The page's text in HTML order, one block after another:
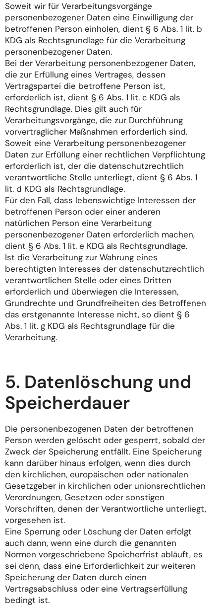
Soweit wir für Verarbeitungsvorgänge
personenbezogener Daten eine Einwilligung der
betroffenen Person einholen, dient § 6 Abs. 1 lit. b
KDG als Rechtsgrundlage für die Verarbeitung
personenbezogener Daten.
Bei der Verarbeitung personenbezogener Daten,
die zur Erfüllung eines Vertrages, dessen
Vertragspartei die betroffene Person ist,
erforderlich ist, dient § 6 Abs. 1 lit. c KDG als
Rechtsgrundlage. Dies gilt auch für
Verarbeitungsvorgänge, die zur Durchführung
vorvertraglicher Maßnahmen erforderlich sind.
Soweit eine Verarbeitung personenbezogener
Daten zur Erfüllung einer rechtlichen Verpflichtung
erforderlich ist, der die datenschutzrechtlich
verantwortliche Stelle unterliegt, dient § 6 Abs. 1
lit. d KDG als Rechtsgrundlage.
Für den Fall, dass lebenswichtige Interessen der
betroffenen Person oder einer anderen
natürlichen Person eine Verarbeitung
personenbezogener Daten erforderlich machen,
dient § 6 Abs. 1 lit. e KDG als Rechtsgrundlage.
Ist die Verarbeitung zur Wahrung eines
berechtigten Interesses der datenschutzrechtlich
verantwortlichen Stelle oder eines Dritten
erforderlich und überwiegen die Interessen,
Grundrechte und Grundfreiheiten des Betroffenen
das erstgenannte Interesse nicht, so dient § 6
Abs. 1 lit. g KDG als Rechtsgrundlage für die
Verarbeitung.
5. Datenlöschung und
Speicherdauer
Die personenbezogenen Daten der betroffenen
Person werden gelöscht oder gesperrt, sobald der
Zweck der Speicherung entfällt. Eine Speicherung
kann darüber hinaus erfolgen, wenn dies durch
den kirchlichen, europäischen oder nationalen
Gesetzgeber in kirchlichen oder unionsrechtlichen
Verordnungen, Gesetzen oder sonstigen
Vorschriften, denen der Verantwortliche unterliegt,
vorgesehen ist.
Eine Sperrung oder Löschung der Daten erfolgt
auch dann, wenn eine durch die genannten
Normen vorgeschriebene Speicherfrist abläuft, es
sei denn, dass eine Erforderlichkeit zur weiteren
Speicherung der Daten durch einen
Vertragsabschluss oder eine Vertragserfüllung
bedingt ist.